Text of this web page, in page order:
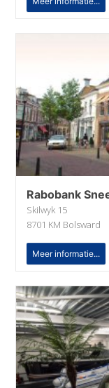
Rabobank
Skilwyk 15
8701 KM Bolsward
Meer informatie...